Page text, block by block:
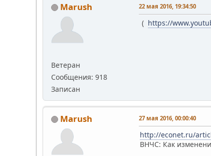
Marush
Ветеран
Сообщения: 918
Записан
22 мая 2016, 19:34:50
( https://
Marush 27 мая 2016, 00:00:40
http://econet.ru/
ВНЧС: Как